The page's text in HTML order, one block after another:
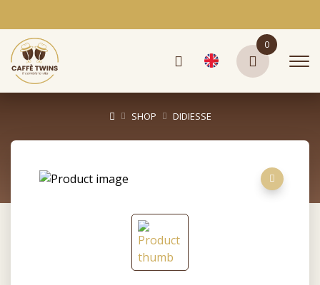
0
SHOP DIDIESSE